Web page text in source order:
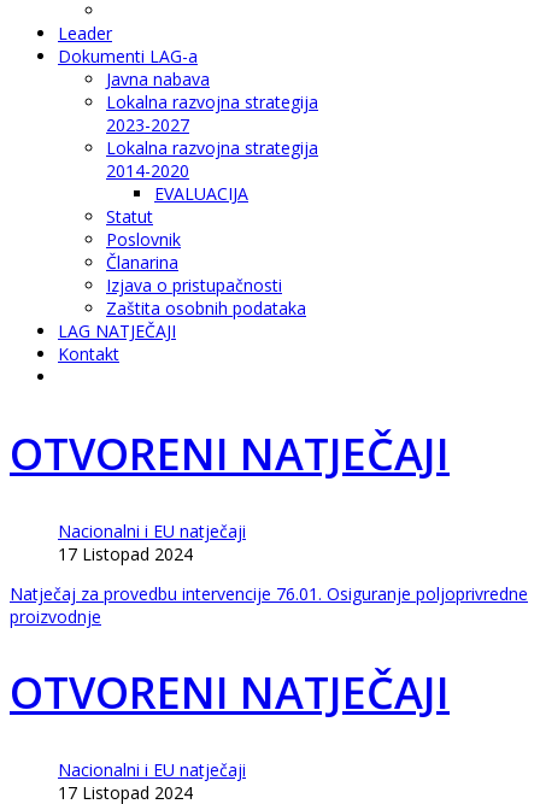
Leader
Dokumenti LAG-a
Javna nabava
Lokalna razvojna strategija
2023-2027
Lokalna razvojna strategija
2014-2020
EVALUACIJA
Statut
Poslovnik
Članarina
Izjava o pristupačnosti
Zaštita osobnih podataka
LAG NATJEČAJI
Kontakt
OTVORENI NATJEČAJI
Nacionalni i EU natječaji
17 Listopad 2024
Natječaj za provedbu intervencije 76.01. Osiguranje poljoprivredne
proizvodnje
OTVORENI NATJEČAJI
Nacionalni i EU natječaji
17 Listopad 2024